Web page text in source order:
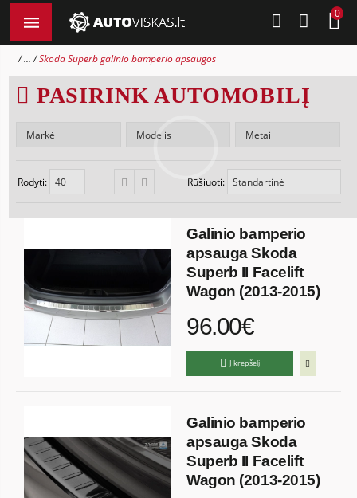
0
... Skoda Superb galinio bamperio apsaugos
PASIRINK AUTOMOBILĮ
Rūšiuoti:
Rodyti:
Galinio bamperio
apsauga Skoda
Superb II Facelift
Wagon (2013-2015)
96.00€
Į krepšelį
Galinio bamperio
apsauga Skoda
Superb II Facelift
Wagon (2013-2015)